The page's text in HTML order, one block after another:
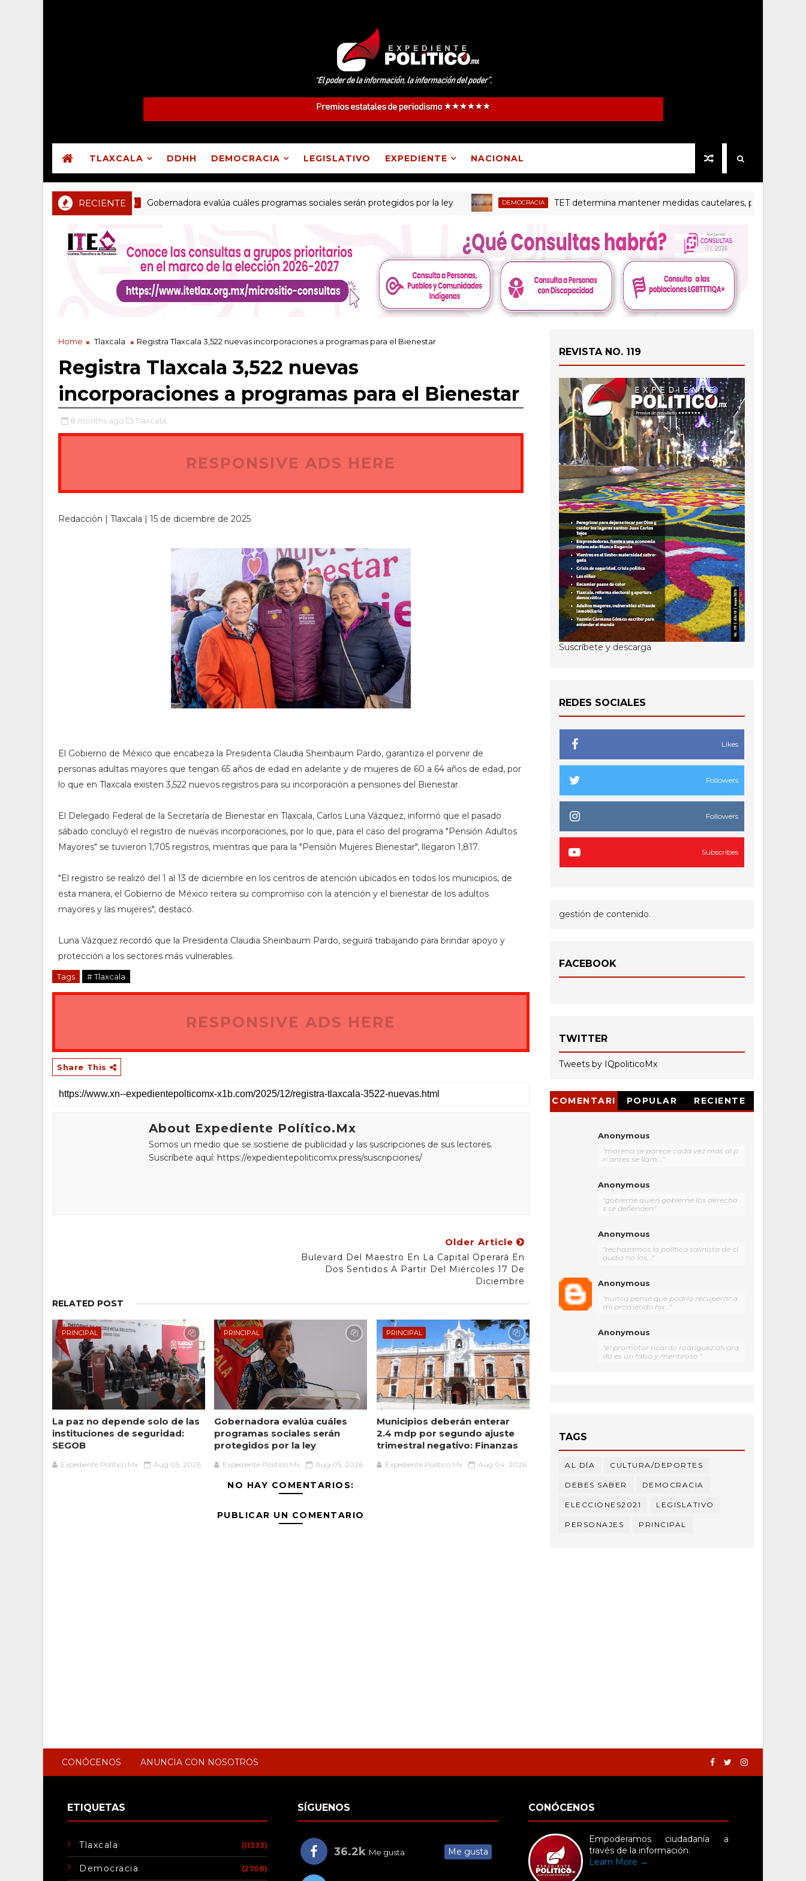
TLAXCALA DDHH DEMOCRACIA LEGISLATIVO EXPEDIENTE NACIONAL
RECIENTE
PRINCIPAL Gobernadora evalúa cuáles programas sociales serán protegidos por la ley DEMOCRACIA TET determina mantener medidas cautelares, pero no vincular a
Home Tlaxcala Registra Tlaxcala 3,522 nuevas incorporaciones a programas para el Bienestar
Registra Tlaxcala 3,522 nuevas
incorporaciones a programas para el Bienestar
8 months ago Tlaxcala,
RESPONSIVE ADS HERE
Redacción | Tlaxcala | 15 de diciembre de 2025
El Gobierno de México que encabeza la Presidenta Claudia Sheinbaum Pardo, garantiza el porvenir de
personas adultas mayores que tengan 65 años de edad en adelante y de mujeres de 60 a 64 años de edad, por
lo que en Tlaxcala existen 3,522 nuevos registros para su incorporación a pensiones del Bienestar.
El Delegado Federal de la Secretaría de Bienestar en Tlaxcala, Carlos Luna Vázquez, informó que el pasado
sábado concluyó el registro de nuevas incorporaciones, por lo que, para el caso del programa "Pensión Adultos
Mayores" se tuvieron 1,705 registros, mientras que para la "Pensión Mujeres Bienestar", llegaron 1,817.
"El registro se realizó del 1 al 13 de diciembre en los centros de atención ubicados en todos los municipios, de
esta manera, el Gobierno de México reitera su compromiso con la atención y el bienestar de los adultos
mayores y las mujeres", destacó.
Luna Vázquez recordó que la Presidenta Claudia Sheinbaum Pardo, seguirá trabajando para brindar apoyo y
protección a los sectores más vulnerables.
Tags # Tlaxcala
RESPONSIVE ADS HERE
Share This
About Expediente Político.Mx
Somos un medio que se sostiene de publicidad y las suscripciones de sus lectores.
Suscríbete aquí: https://expedientepoliticomx.press/suscripciones/
Older Article
Bulevard Del Maestro En La Capital Operará En
Dos Sentidos A Partir Del Miércoles 17 De
Diciembre
RELATED POST
PRINCIPAL
La paz no depende solo de las
instituciones de seguridad:
SEGOB
Expediente Político.Mx Aug 05, 2026
PRINCIPAL
Gobernadora evalúa cuáles
programas sociales serán
protegidos por la ley
Expediente Político.Mx Aug 05, 2026
PRINCIPAL
Municipios deberán enterar
2.4 mdp por segundo ajuste
trimestral negativo: Finanzas
Expediente Político.Mx Aug 04, 2026
NO HAY COMENTARIOS:
PUBLICAR UN COMENTARIO
REVISTA NO. 119
Suscríbete y descarga
REDES SOCIALES
Likes
Followers
Followers
Subscribes
gestión de contenido.
FACEBOOK
TWITTER
Tweets by IQpoliticoMx
COMENTARI
POPULAR RECIENTE
Anonymous
"morena se parece cada vez más al p
ri antes se llam..."
Anonymous
"gobierne quien gobierne los derecho
s se defienden"
Anonymous
"rechazamos la política salinista de cl
audia no los..."
Anonymous
"nunca pensé que podría recuperar a
mi prometido ha..."
Anonymous
"el promotor ricardo rodríguez alvara
do es un falso y mentiroso "
TAGS
AL DÍA CULTURA/DEPORTES
DEBES SABER DEMOCRACIA
ELECCIONES2021 LEGISLATIVO
PERSONAJES PRINCIPAL
CONÓCENOS ANUNCIA CON NOSOTROS
ETIQUETAS
Tlaxcala (11333)
Democracia (2708)
SÍGUENOS
36.2k Me gusta Me gusta
CONÓCENOS
Empoderamos ciudadanía a
través de la información.
Learn More →